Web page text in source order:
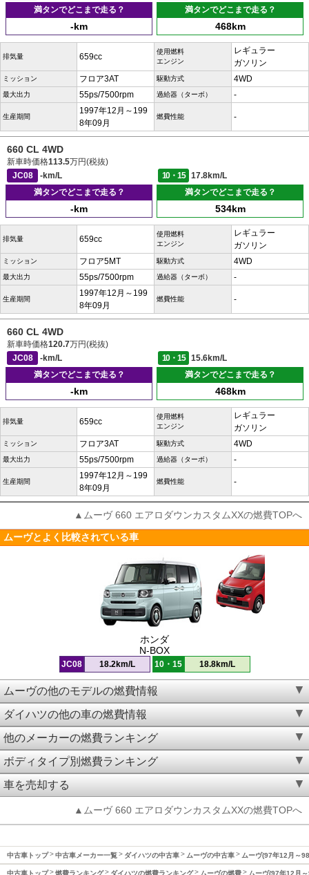
満タンでどこまで走る？
-km
満タンでどこまで走る？
468km
排気量 659cc
使用燃料
エンジン
レギュラー
ガソリン
ミッション フロア3AT 駆動方式 4WD
最大出力 55ps/7500rpm 過給器（ターボ） -
生産期間
1997年12月～199
8年09月
燃費性能 -
660 CL 4WD
新車時価格113.5万円(税抜)
JC08
-km/L 10・15
17.8km/L
満タンでどこまで走る？
-km
満タンでどこまで走る？
534km
排気量 659cc
使用燃料
エンジン
レギュラー
ガソリン
ミッション フロア5MT 駆動方式 4WD
最大出力 55ps/7500rpm 過給器（ターボ） -
生産期間
1997年12月～199
8年09月
燃費性能 -
660 CL 4WD
新車時価格120.7万円(税抜)
JC08
-km/L 10・15
15.6km/L
満タンでどこまで走る？
-km
満タンでどこまで走る？
468km
排気量 659cc
使用燃料
エンジン
レギュラー
ガソリン
ミッション フロア3AT 駆動方式 4WD
最大出力 55ps/7500rpm 過給器（ターボ） -
生産期間
1997年12月～199
8年09月
燃費性能 -
▲ムーヴ 660 エアロダウンカスタムXXの燃費TOPへ
ムーヴとよく比較されている車
ホンダ
N-BOX
JC08 18.2km/L 10・15 18.8km/L
ムーヴの他のモデルの燃費情報
ダイハツの他の車の燃費情報
他のメーカーの燃費ランキング
ボディタイプ別燃費ランキング
車を売却する
▲ムーヴ 660 エアロダウンカスタムXXの燃費TOPへ
中古車トップ 中古車メーカー一覧 ダイハツの中古車 ムーヴの中古車 ムーヴ(97年12月～
中古車トップ 燃費ランキング ダイハツの燃費ランキング ムーヴの燃費 ムーヴ(97年12月